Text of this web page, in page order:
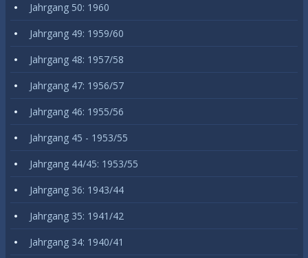
Jahrgang 50: 1960
Jahrgang 49: 1959/60
Jahrgang 48: 1957/58
Jahrgang 47: 1956/57
Jahrgang 46: 1955/56
Jahrgang 45 - 1953/55
Jahrgang 44/45: 1953/55
Jahrgang 36: 1943/44
Jahrgang 35: 1941/42
Jahrgang 34: 1940/41